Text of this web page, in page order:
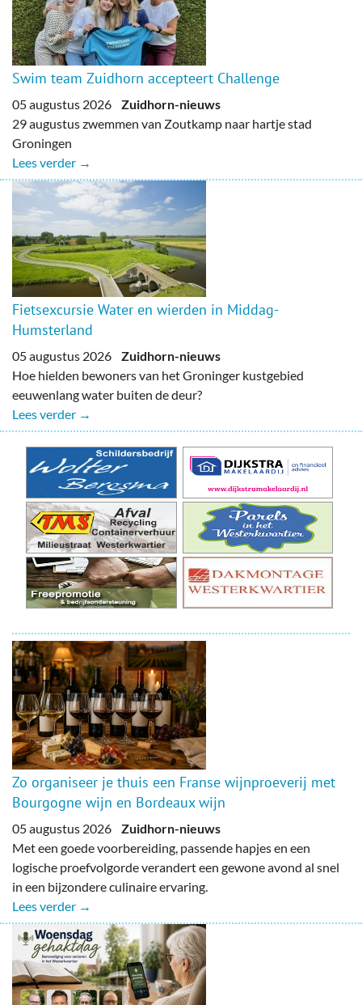
Swim team Zuidhorn accepteert Challenge
05 augustus 2026 Zuidhorn-nieuws
29 augustus zwemmen van Zoutkamp naar hartje stad
Groningen
Lees verder →
Fietsexcursie Water en wierden in Middag-
Humsterland
05 augustus 2026 Zuidhorn-nieuws
Hoe hielden bewoners van het Groninger kustgebied
eeuwenlang water buiten de deur?
Lees verder →
Zo organiseer je thuis een Franse wijnproeverij met
Bourgogne wijn en Bordeaux wijn
05 augustus 2026 Zuidhorn-nieuws
Met een goede voorbereiding, passende hapjes en een
logische proefvolgorde verandert een gewone avond al snel
in een bijzondere culinaire ervaring.
Lees verder →